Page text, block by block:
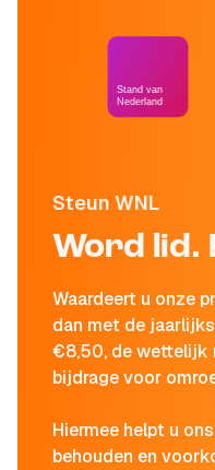
Steun WNL
Word lid.
Waardeert u onze
dan met de
€8,50, de wettelijk
bijdrage voor
Hiermee helpt u
behouden en
Stand van
Nederland